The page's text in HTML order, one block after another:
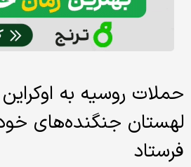
حملات روسیه به
لهستان جنگنده‌های خود
فرستاد